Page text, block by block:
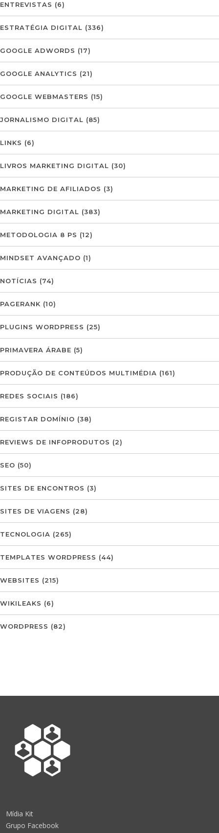
ENTREVISTAS (6)
ESTRATÉGIA DIGITAL (336)
GOOGLE ADWORDS (17)
GOOGLE ANALYTICS (21)
GOOGLE WEBMASTERS (15)
JORNALISMO DIGITAL (85)
LINKS (6)
LIVROS MARKETING DIGITAL (30)
MARKETING DE AFILIADOS (3)
MARKETING DIGITAL (383)
METODOLOGIA 8 PS (12)
MINDSET AVANÇADO (1)
NOTÍCIAS (74)
PAGERANK (10)
PLUGINS WORDPRESS (25)
PRIMAVERA ÁRABE (5)
PRODUÇÃO DE CONTEÚDOS MULTIMÉDIA (161)
REDES SOCIAIS (186)
REGISTAR DOMÍNIO (38)
REVIEWS DE INFOPRODUTOS (2)
SEO (50)
SITES DE ENCONTROS (3)
SITES DE VIAGENS (28)
TECNOLOGIA (265)
TEMPLATES WORDPRESS (44)
WEBSITES (215)
WIKILEAKS (6)
WORDPRESS (82)
Mídia Kit
Grupo Facebook